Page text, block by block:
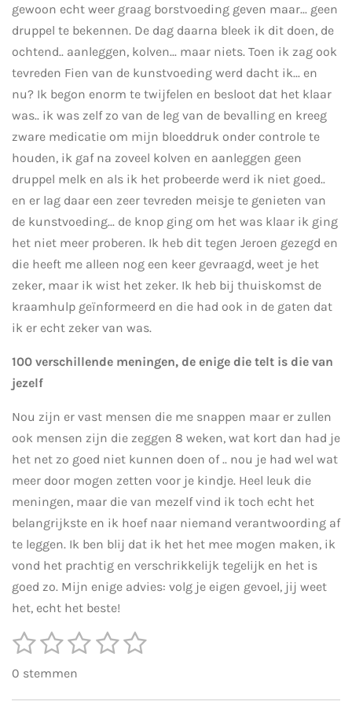
gewoon echt weer graag borstvoeding geven maar... geen
druppel te bekennen. De dag daarna bleek ik dit doen, de
ochtend.. aanleggen, kolven... maar niets. Toen ik zag ook
tevreden Fien van de kunstvoeding werd dacht ik... en
nu? Ik begon enorm te twijfelen en besloot dat het klaar
was.. ik was zelf zo van de leg van de bevalling en kreeg
zware medicatie om mijn bloeddruk onder controle te
houden, ik gaf na zoveel kolven en aanleggen geen
druppel melk en als ik het probeerde werd ik niet goed..
en er lag daar een zeer tevreden meisje te genieten van
de kunstvoeding... de knop ging om het was klaar ik ging
het niet meer proberen. Ik heb dit tegen Jeroen gezegd en
die heeft me alleen nog een keer gevraagd, weet je het
zeker, maar ik wist het zeker. Ik heb bij thuiskomst de
kraamhulp geïnformeerd en die had ook in de gaten dat
ik er echt zeker van was.
100 verschillende meningen, de enige die telt is die van
jezelf
Nou zijn er vast mensen die me snappen maar er zullen
ook mensen zijn die zeggen 8 weken, wat kort dan had je
het net zo goed niet kunnen doen of .. nou je had wel wat
meer door mogen zetten voor je kindje. Heel leuk die
meningen, maar die van mezelf vind ik toch echt het
belangrijkste en ik hoef naar niemand verantwoording af
te leggen. Ik ben blij dat ik het het mee mogen maken, ik
vond het prachtig en verschrikkelijk tegelijk en het is
goed zo. Mijn enige advies: volg je eigen gevoel, jij weet
het, echt het beste!
R
1
s
t
2
s
t
3
s
t
4
t
5
t
S
m
0 stemmen